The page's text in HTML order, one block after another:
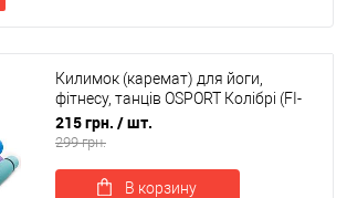
Килимок (каремат) для йоги,
фітнесу, танців OSPORT Колібрі (FI-
0077)
215 грн. / шт.
299 грн.
В корзину